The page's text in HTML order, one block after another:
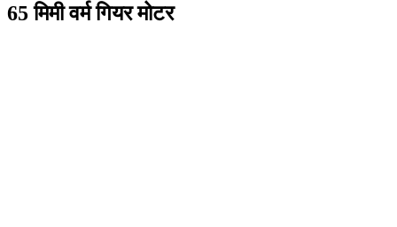
65 मिमी वर्म गियर मोटर